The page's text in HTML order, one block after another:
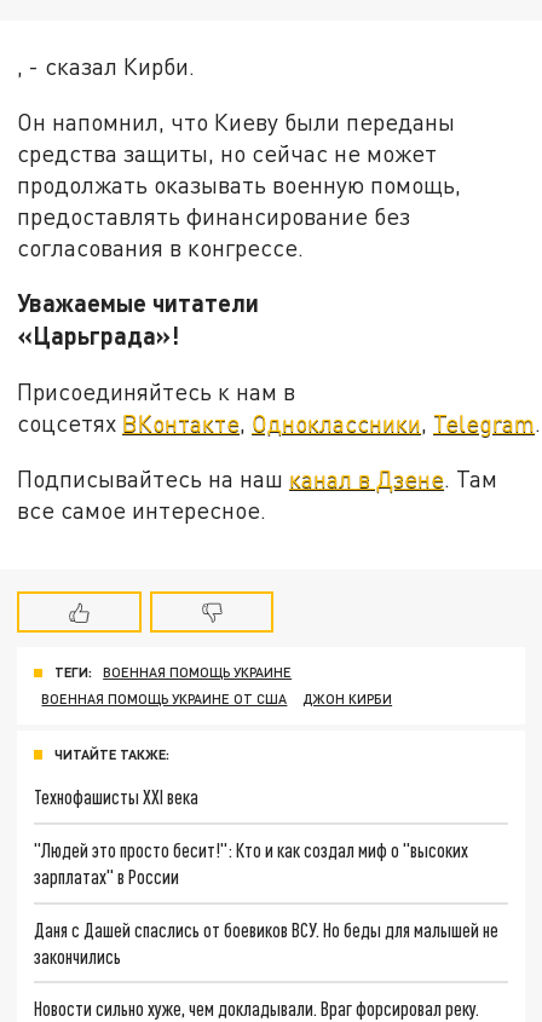
, - сказал Кирби.
Он напомнил, что Киеву были переданы
средства защиты, но сейчас не может
продолжать оказывать военную помощь,
предоставлять финансирование без
согласования в конгрессе.
Уважаемые читатели
«Царьграда»!
Присоединяйтесь к нам в
соцсетях ВКонтакте, Одноклассники, Telegram.
Подписывайтесь на наш канал в Дзене. Там
все самое интересное.
ТЕГИ:
ВОЕННАЯ ПОМОЩЬ УКРАИНЕ
ВОЕННАЯ ПОМОЩЬ УКРАИНЕ ОТ США
ДЖОН КИРБИ
ЧИТАЙТЕ ТАКЖЕ:
Технофашисты XXI века
"Людей это просто бесит!": Кто и как создал миф о "высоких
зарплатах" в России
Даня с Дашей спаслись от боевиков ВСУ. Но беды для малышей не
закончились
Новости сильно хуже, чем докладывали. Враг форсировал реку.